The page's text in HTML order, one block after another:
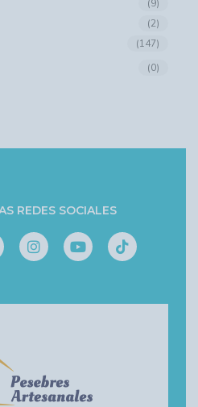
(9)
(2)
(147)
(0)
REDES SOCIALES